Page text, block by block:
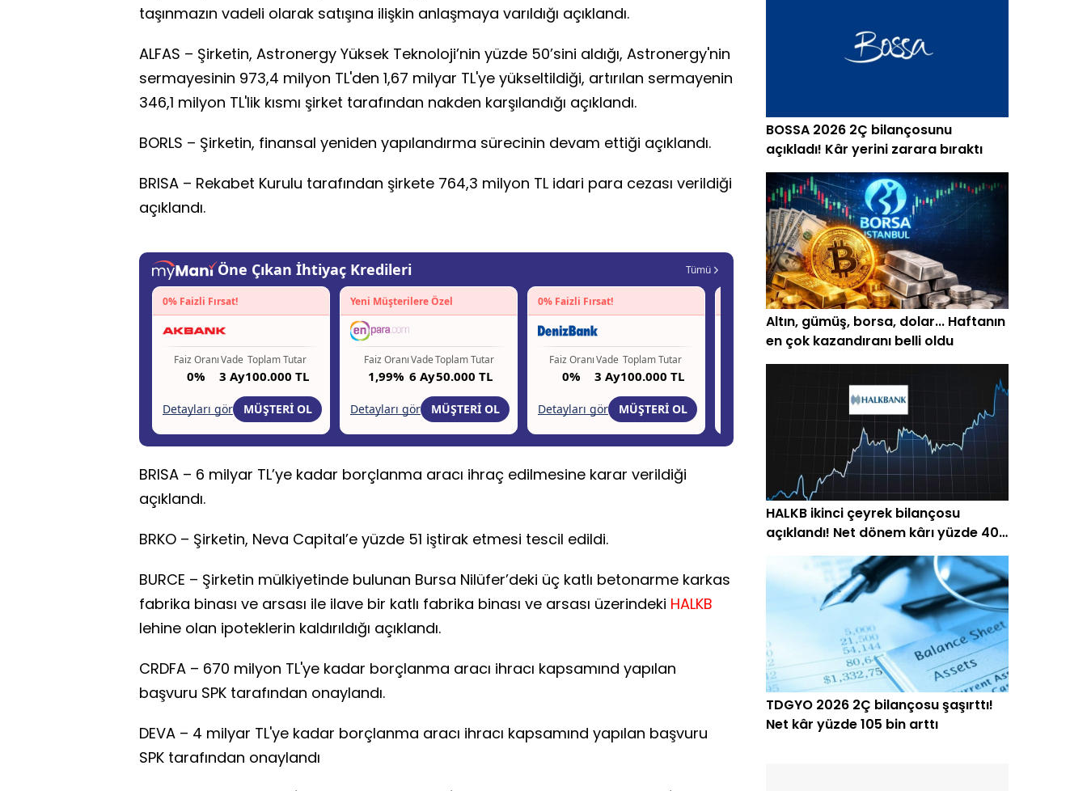
taşınmazın vadeli olarak satışına ilişkin anlaşmaya varıldığı açıklandı.
ALFAS – Şirketin, Astronergy Yüksek Teknoloji’nin yüzde 50’sini aldığı, Astronergy'nin
sermayesinin 973,4 milyon TL'den 1,67 milyar TL'ye yükseltildiği, artırılan sermayenin
346,1 milyon TL'lik kısmı şirket tarafından nakden karşılandığı açıklandı.
BORLS – Şirketin, finansal yeniden yapılandırma sürecinin devam ettiği açıklandı.
BRISA – Rekabet Kurulu tarafından şirkete 764,3 milyon TL idari para cezası verildiği
açıklandı.
BRISA – 6 milyar TL’ye kadar borçlanma aracı ihraç edilmesine karar verildiği
açıklandı.
BRKO – Şirketin, Neva Capital’e yüzde 51 iştirak etmesi tescil edildi.
BURCE – Şirketin mülkiyetinde bulunan Bursa Nilüfer’deki üç katlı betonarme karkas
fabrika binası ve arsası ile ilave bir katlı fabrika binası ve arsası üzerindeki HALKB
lehine olan ipoteklerin kaldırıldığı açıklandı.
CRDFA – 670 milyon TL'ye kadar borçlanma aracı ihracı kapsamınd yapılan
başvuru SPK tarafından onaylandı.
DEVA – 4 milyar TL'ye kadar borçlanma aracı ihracı kapsamınd yapılan başvuru
SPK tarafından onaylandı
BOSSA 2026 2Ç bilançosunu
açıkladı! Kâr yerini zarara bıraktı
Altın, gümüş, borsa, dolar... Haftanın
en çok kazandıranı belli oldu
HALKB ikinci çeyrek bilançosu
açıklandı! Net dönem kârı yüzde 40
TDGYO 2026 2Ç bilançosu şaşırttı!
Net kâr yüzde 105 bin arttı